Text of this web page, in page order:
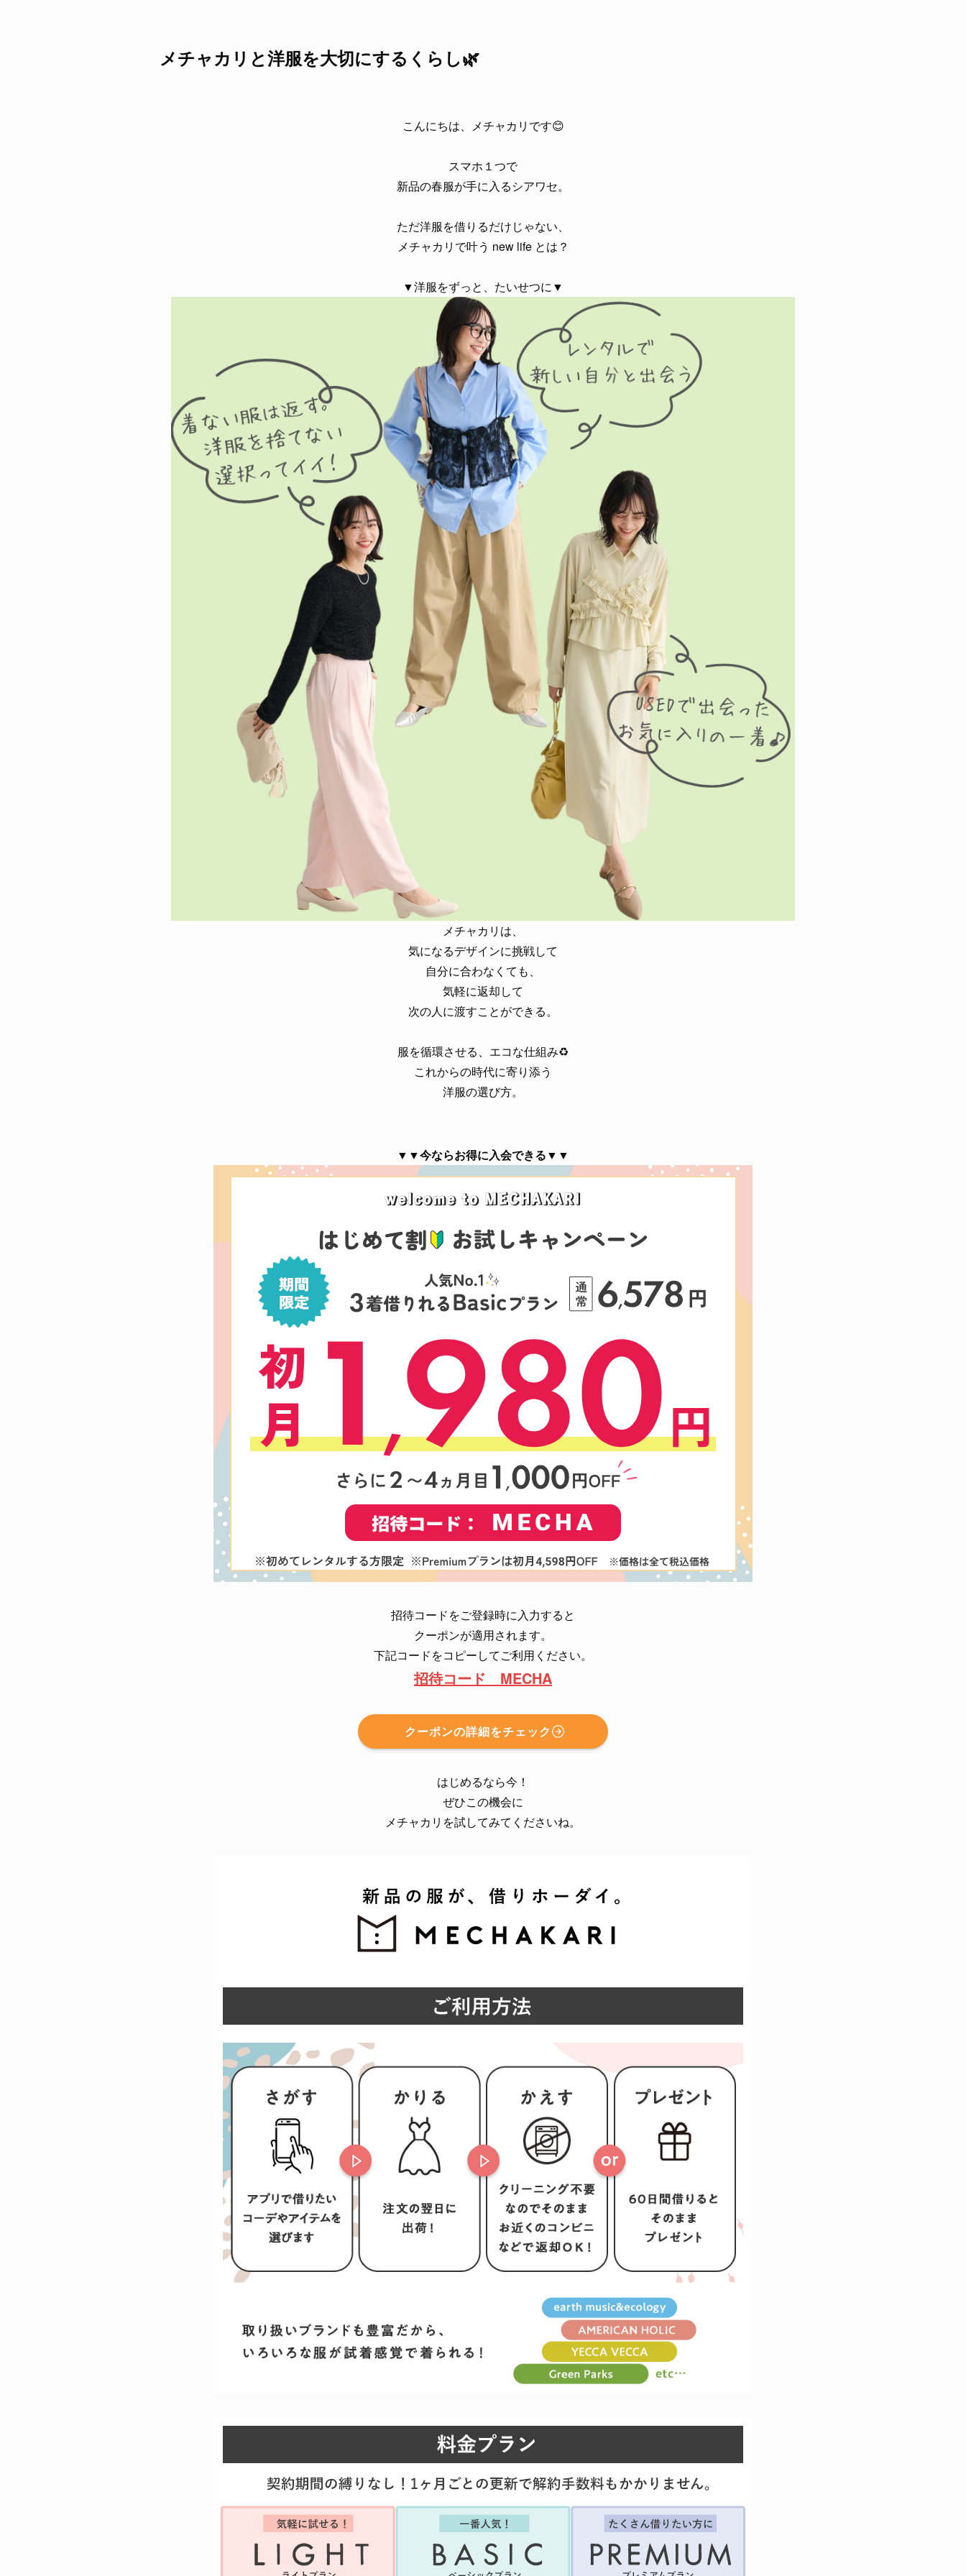
メチャカリと洋服を大切にするくらし🌿
こんにちは、メチャカリです😊
スマホ１つで
新品の春服が手に入るシアワセ。
ただ洋服を借りるだけじゃない、
メチャカリで叶う new life とは？
▼洋服をずっと、たいせつに▼
メチャカリは、
気になるデザインに挑戦して
自分に合わなくても、
気軽に返却して
次の人に渡すことができる。
服を循環させる、エコな仕組み♻️
これからの時代に寄り添う
洋服の選び方。
▼▼今ならお得に入会できる▼▼
招待コードをご登録時に入力すると
クーポンが適用されます。
下記コードをコピーしてご利用ください。
招待コード MECHA
クーポンの詳細をチェック
はじめるなら今！
ぜひこの機会に
メチャカリを試してみてくださいね。